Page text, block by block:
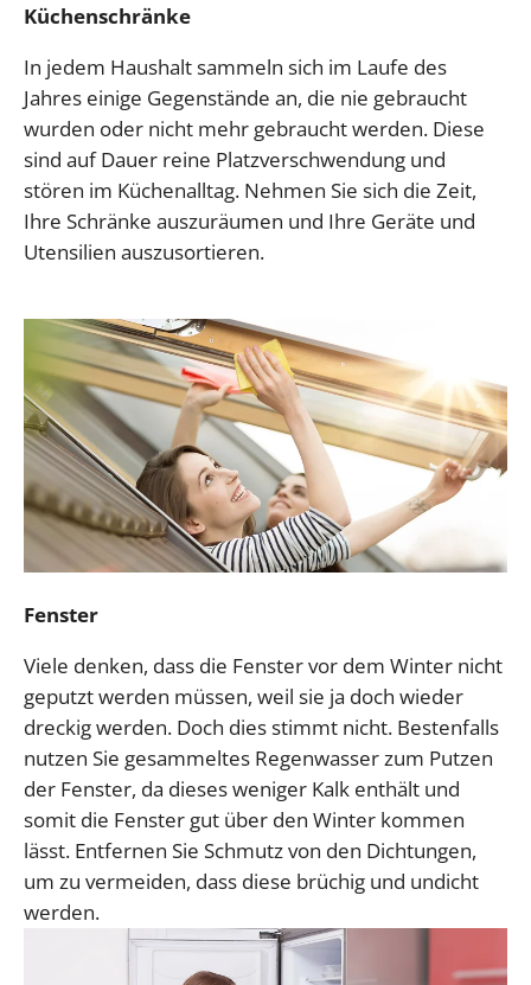
Küchenschränke
In jedem Haushalt sammeln sich im Laufe des
Jahres einige Gegenstände an, die nie gebraucht
wurden oder nicht mehr gebraucht werden. Diese
sind auf Dauer reine Platzverschwendung und
stören im Küchenalltag. Nehmen Sie sich die Zeit,
Ihre Schränke auszuräumen und Ihre Geräte und
Utensilien auszusortieren.
Fenster
Viele denken, dass die Fenster vor dem Winter nicht
geputzt werden müssen, weil sie ja doch wieder
dreckig werden. Doch dies stimmt nicht. Bestenfalls
nutzen Sie gesammeltes Regenwasser zum Putzen
der Fenster, da dieses weniger Kalk enthält und
somit die Fenster gut über den Winter kommen
lässt. Entfernen Sie Schmutz von den Dichtungen,
um zu vermeiden, dass diese brüchig und undicht
werden.